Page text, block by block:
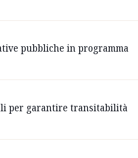
pubbliche in programma
per garantire transitabilità